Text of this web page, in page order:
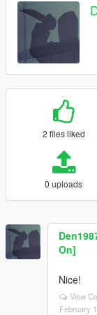
2 files liked
0 uploads
On]
Nice!
View
February